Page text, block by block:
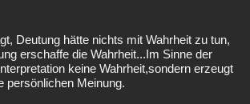
Deutung hätte nichts mit Wahrheit zu tun,
erschaffe die Wahrheit...Im Sinne der
keine Wahrheit,sondern erzeugt
persönlichen Meinung.